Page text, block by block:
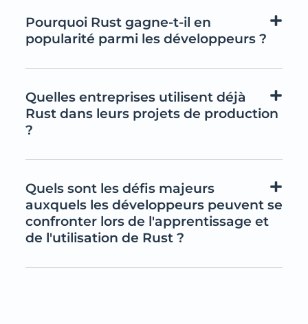
Pourquoi Rust gagne-t-il en
popularité parmi les développeurs ?
Quelles entreprises utilisent déjà
Rust dans leurs projets de production
?
Quels sont les défis majeurs
auxquels les développeurs peuvent se
confronter lors de l'apprentissage et
de l'utilisation de Rust ?